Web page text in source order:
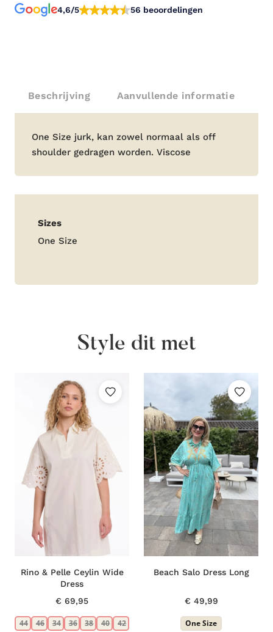
4,6/5 56 beoordelingen
Beschrijving Aanvullende informatie
Beschrijving
One Size jurk, kan zowel normaal als off
shoulder gedragen worden. Viscose
Aanvullende
informatie
Sizes
One Size
Style dit met
Rino & Pelle Ceylin Wide
Dress
€ 69,95
44 46 34 36 38 40 42
Beach Salo Dress Long
€ 49,99
One Size